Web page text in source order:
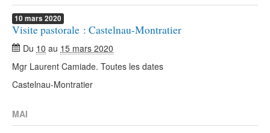
10 mars 2020
Visite pastorale : Castelnau-Montratier
Du 10 au 15 mars 2020
Mgr Laurent Camiade. Toutes les dates
Castelnau-Montratier
MAI